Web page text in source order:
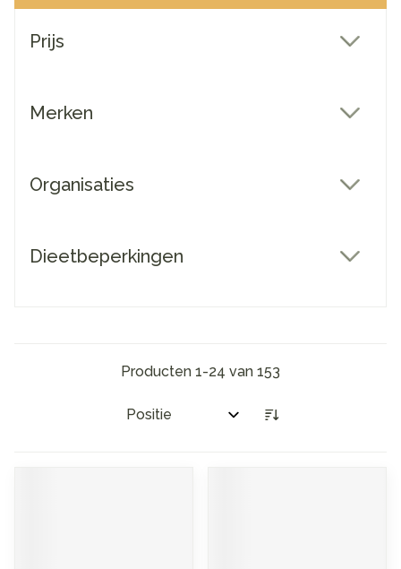
Prijs
Merken
Organisaties
Dieetbeperkingen
Producten 1-24 van 153
Sorteer op: